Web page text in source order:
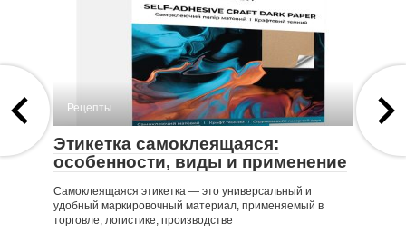
Рецепты
Этикетка самоклеящаяся:
особенности, виды и применение
Самоклеящаяся этикетка — это универсальный и
удобный маркировочный материал, применяемый в
торговле, логистике, производстве